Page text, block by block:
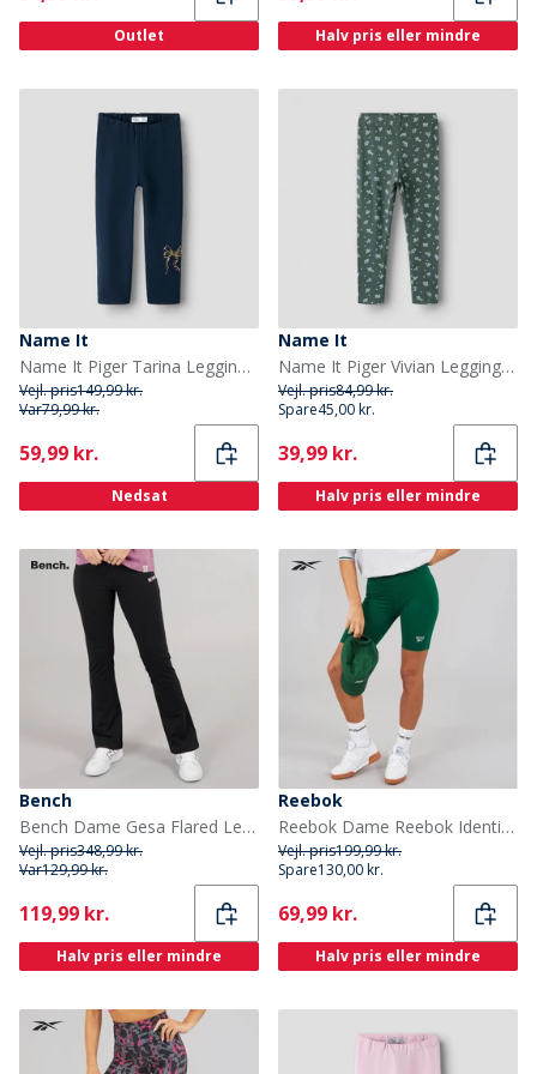
Outlet Halv pris eller mindre
Name It
Name It Piger Tarina Leggings Navy Blazer
Vejl. pris149,99 kr.
Var79,99 kr.
Current
59,99 kr.
Nedsat
Name It
Name It Piger Vivian Leggings Urban Chic
Vejl. pris84,99 kr.
Spare45,00 kr.
Current
39,99 kr.
Halv pris eller mindre
Bench
Bench Dame Gesa Flared Leggings Sort
Vejl. pris348,99 kr.
Var129,99 kr.
Current
119,99 kr.
Halv pris eller mindre
Reebok
Reebok Dame Reebok Identity Lille Logo Fitted Shorts Collegiate Green
Vejl. pris199,99 kr.
Spare130,00 kr.
Current
69,99 kr.
Halv pris eller mindre